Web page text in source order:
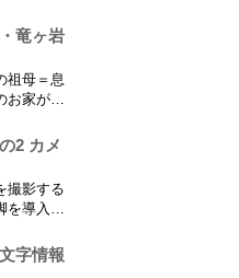
竜ヶ岩
祖母＝息
お家があ
はとって
対決！
てます
2 カメ
撮影する
を導入し
少年用な
さです）
字情報